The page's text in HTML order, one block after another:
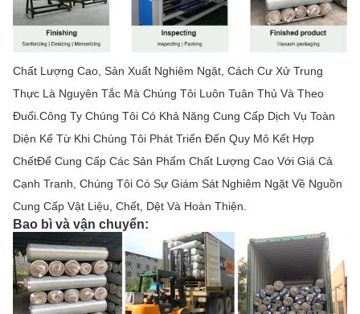
Chất Lượng Cao, Sản Xuất Nghiêm Ngặt, Cách Cư Xử Trung
Thực Là Nguyên Tắc Mà Chúng Tôi Luôn Tuân Thủ Và Theo
Đuổi.Công Ty Chúng Tôi Có Khả Năng Cung Cấp Dịch Vụ Toàn
Diện Kể Từ Khi Chúng Tôi Phát Triển Đến Quy Mô Kết Hợp
ChếtĐể Cung Cấp Các Sản Phẩm Chất Lượng Cao Với Giá Cả
Cạnh Tranh, Chúng Tôi Có Sự Giám Sát Nghiêm Ngặt Về Nguồn
Cung Cấp Vật Liệu, Chết, Dệt Và Hoàn Thiện.
Bao bì và vận chuyển: